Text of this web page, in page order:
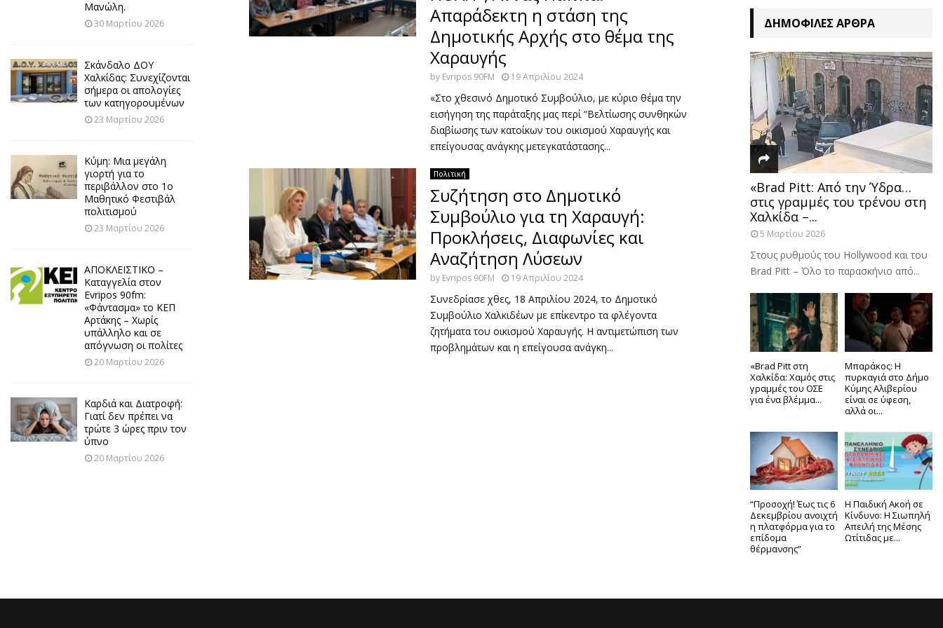
Απαράδεκτη η στάση της
Δημοτικής Αρχής στο θέμα της
Χαραυγής
by Evripos 90FM 19 Απριλίου 2024
«Στο χθεσινό Δημοτικό Συμβούλιο, με κύριο θέμα την
εισήγηση της παράταξης μας περί “Βελτίωσης συνθηκών
διαβίωσης των κατοίκων του οικισμού Χαραυγής και
επείγουσας ανάγκης μετεγκατάστασης...
Πολιτική
Συζήτηση στο Δημοτικό
Συμβούλιο για τη Χαραυγή:
Προκλήσεις, Διαφωνίες και
Αναζήτηση Λύσεων
by Evripos 90FM 19 Απριλίου 2024
Συνεδρίασε χθες, 18 Απριλίου 2024, το Δημοτικό
Συμβούλιο Χαλκιδέων με επίκεντρο τα φλέγοντα
ζητήματα του οικισμού Χαραυγής. Η αντιμετώπιση των
προβλημάτων και η επείγουσα ανάγκη...
Μανώλη.
30 Μαρτίου 2026
Σκάνδαλο ΔΟΥ
Χαλκίδας: Συνεχίζονται
σήμερα οι απολογίες
των κατηγορουμένων
23 Μαρτίου 2026
Κύμη: Μια μεγάλη
γιορτή για το
περιβάλλον στο 1ο
Μαθητικό Φεστιβάλ
πολιτισμού
23 Μαρτίου 2026
ΑΠΟΚΛΕΙΣΤΙΚΟ –
Καταγγελία στον
Evripos 90fm:
«Φάντασμα» το ΚΕΠ
Αρτάκης – Χωρίς
υπάλληλο και σε
απόγνωση οι πολίτες
20 Μαρτίου 2026
Καρδιά και Διατροφή:
Γιατί δεν πρέπει να
τρώτε 3 ώρες πριν τον
ύπνο
20 Μαρτίου 2026
ΔΗΜΟΦΙΛΈΣ ΆΡΘΡΑ
«Brad Pitt: Από την Ύδρα…
στις γραμμές του τρένου στη
Χαλκίδα –...
5 Μαρτίου 2026
Στους ρυθμούς του Hollywood και του
Brad Pitt – Όλο το παρασκήνιο από...
«Brad Pitt στη
Χαλκίδα: Χαμός στις
γραμμές του ΟΣΕ
για ένα βλέμμα...
Μπαράκος: Η
πυρκαγιά στο Δήμο
Κύμης Αλιβερίου
είναι σε ύφεση,
αλλά οι...
“Προσοχή! Έως τις 6
Δεκεμβρίου ανοιχτή
η πλατφόρμα για το
επίδομα
θέρμανσης”
Η Παιδική Ακοή σε
Κίνδυνο: Η Σιωπηλή
Απειλή της Μέσης
Ωτίτιδας με...